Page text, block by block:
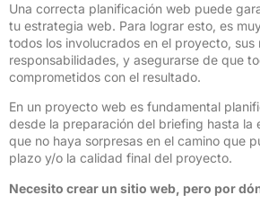
Una correcta planificación web puede
tu estrategia web. Para lograr esto, es
todos los involucrados en el proyecto, sus
responsabilidades, y asegurarse de que
comprometidos con el resultado.
En un proyecto web es fundamental
desde la preparación del briefing hasta la
que no haya sorpresas en el camino que
plazo y/o la calidad final del proyecto.
Necesito crear un sitio web, pero por